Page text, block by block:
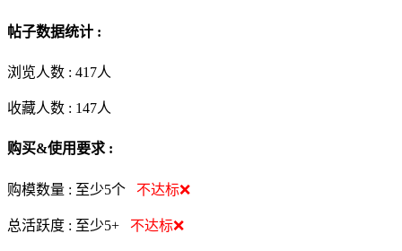
帖子数据统计 :
浏览人数 : 417人
收藏人数 : 147人
购买&使用要求 :
购模数量 : 至少5个 不达标❌
总活跃度 : 至少5+ 不达标❌